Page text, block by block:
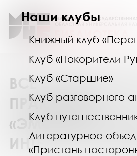
Наши клубы
Книжный клуб
Клуб «Покорители
Клуб «Старшие»
Клуб разговорного
Клуб
Литературное
«Пристань
ВСЕ ЭМОЦИИ
ПРАКТИКУМ
ИНТЕЛЛЕКТ» В